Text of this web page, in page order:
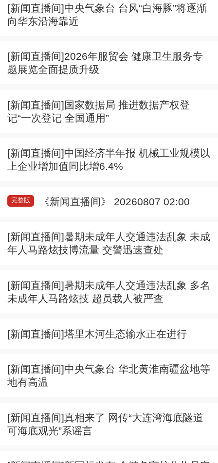
[新闻直播间]中央气象台 台风“白海豚”将逐渐
向华东沿海靠近
[新闻直播间]2026年服贸会 健康卫生服务专
题展览全面提质升级
[新闻直播间]国家数据局 推进数据产权登
记“一次登记 全国通用”
[新闻直播间]中国经济半年报 机械工业规模以
上企业增加值同比增6.4%
完整版 《新闻直播间》 20260807 02:00
[新闻直播间]暑期未成年人交通违法乱象 未成
年人马路炫技博流量 交警迅速查处
[新闻直播间]暑期未成年人交通违法乱象 多名
未成年人马路炫技 超员载人被严查
[新闻直播间]塔里木河生态输水正在进行
[新闻直播间]中央气象台 华北黄淮南疆盆地等
地有高温
[新闻直播间]真相来了 网传“大连湾海底隧道
可海底观光”系谣言